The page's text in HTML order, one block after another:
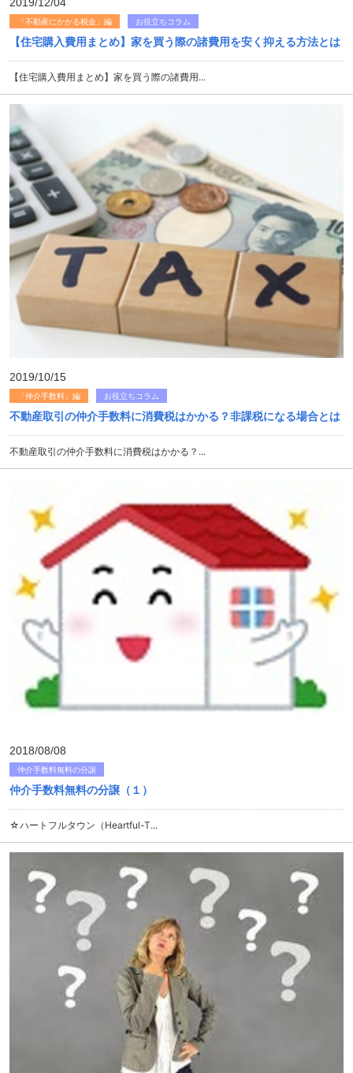
「不動産にかかる税金」編 お役立ちコラム
【住宅購入費用まとめ】家を買う際の諸費用を安く抑える方法とは
【住宅購入費用まとめ】家を買う際の諸費用...
2019/10/15
「仲介手数料」編 お役立ちコラム
不動産取引の仲介手数料に消費税はかかる？非課税になる場合とは
不動産取引の仲介手数料に消費税はかかる？...
2018/08/08
仲介手数料無料の分譲
仲介手数料無料の分譲（１）
☆ハートフルタウン（Heartful-T...